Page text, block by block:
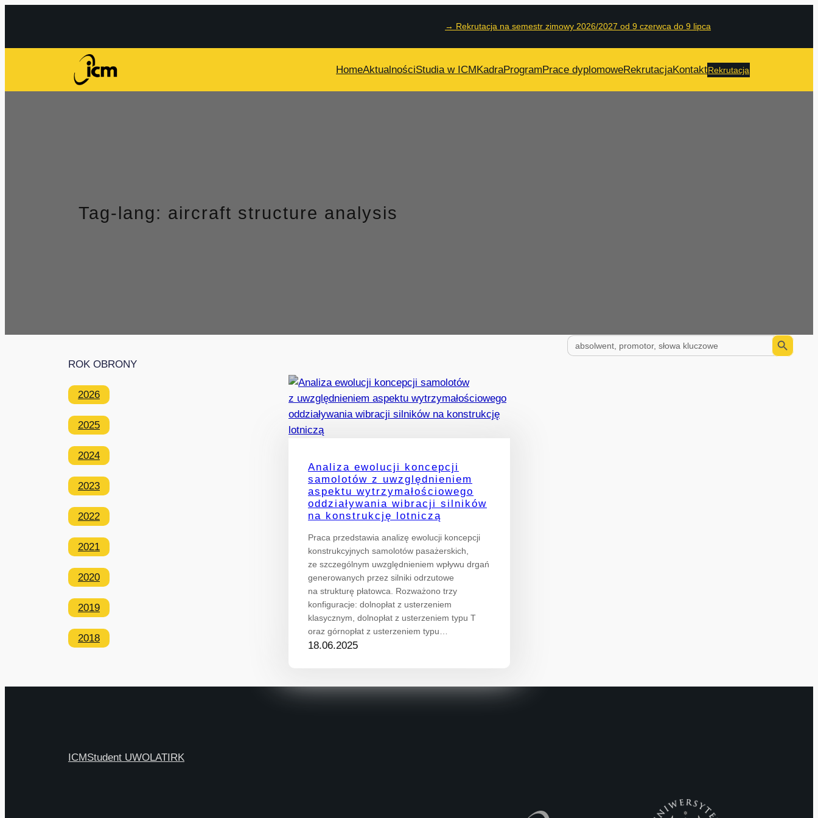
→ Rekrutacja na semestr zimowy 2026/2027 od 9 czerwca do 9 lipca
HomeAktualnościStudia w ICMKadraProgramPrace dyplomoweRekrutacjaKontaktRekrutacja
Tag-lang: aircraft structure analysis
Search
for:
Search Button
ROK OBRONY
2026
2025
2024
2023
2022
2021
2020
2019
2018
Analiza ewolucji koncepcji
samolotów z uwzględnieniem
aspektu wytrzymałościowego
oddziaływania wibracji silników
na konstrukcję lotniczą
Praca przedstawia analizę ewolucji koncepcji
konstrukcyjnych samolotów pasażerskich,
ze szczególnym uwzględnieniem wpływu drgań
generowanych przez silniki odrzutowe
na strukturę płatowca. Rozważono trzy
konfiguracje: dolnopłat z usterzeniem
klasycznym, dolnopłat z usterzeniem typu T
oraz górnopłat z usterzeniem typu…
18.06.2025
ICMStudent UWOLAT IRK